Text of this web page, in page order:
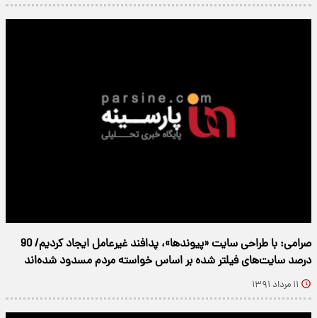
صرامی: با طراحی سایت «پیوندها»، پدافند غیرعامل ایجاد کردیم/ 90
درصد سایت‌های فیلتر شده بر اساس خواسته مردم مسدود شده‌اند
۱۱ مرداد ۱۳۹۱